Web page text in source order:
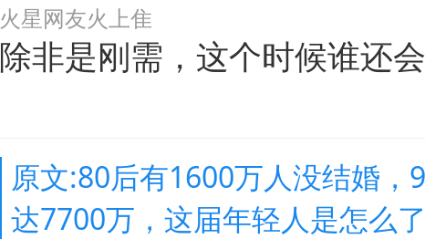
火星网友火上隹
除非是刚需，这个时候谁还会
原文:80后有1600万人没结婚，
达7700万，这届年轻人是怎么